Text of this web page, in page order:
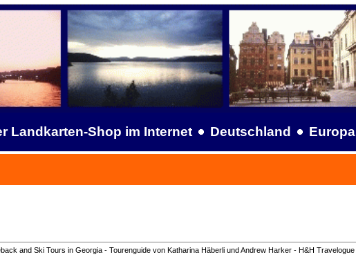
Landkarten-Shop im Internet Deutschland Europa
and Ski Tours in Georgia - Tourenguide von Katharina Häberli und Andrew Harker - H&H Travelogue